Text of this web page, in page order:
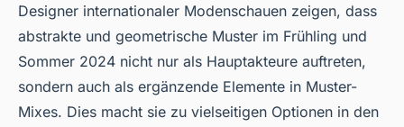
Designer internationaler Modenschauen zeigen, dass
abstrakte und geometrische Muster im Frühling und
Sommer 2024 nicht nur als Hauptakteure auftreten,
sondern auch als ergänzende Elemente in Muster-
Mixes. Dies macht sie zu vielseitigen Optionen in den